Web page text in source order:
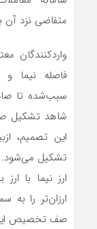
متقاضی نزد آن
واردکنندگان
فاصله نیما و
سبب‌شده تا
شاهد تشکیل
این تصمیم،
تشکیل می‌شود.
ارز نیما با ارز
ارزان‌تر را
صف تخصیص